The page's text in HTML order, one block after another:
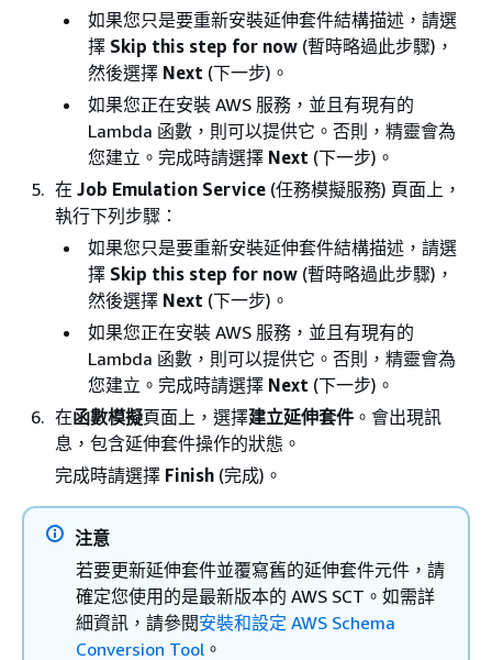
如果您只是要重新安裝延伸套件結構描述，請選
擇 Skip this step for now (暫時略過此步驟)，
然後選擇 Next (下一步)。
如果您正在安裝 AWS 服務，並且有現有的
Lambda 函數，則可以提供它。否則，精靈會為
您建立。完成時請選擇 Next (下一步)。
在 Job Emulation Service (任務模擬服務) 頁面上，
執行下列步驟：
如果您只是要重新安裝延伸套件結構描述，請選
擇 Skip this step for now (暫時略過此步驟)，
然後選擇 Next (下一步)。
如果您正在安裝 AWS 服務，並且有現有的
Lambda 函數，則可以提供它。否則，精靈會為
您建立。完成時請選擇 Next (下一步)。
在函數模擬頁面上，選擇建立延伸套件 。會出現訊
息，包含延伸套件操作的狀態。
完成時請選擇 Finish (完成)。
注意
若要更新延伸套件並覆寫舊的延伸套件元件，請
確定您使用的是最新版本的 AWS SCT。如需詳
細資訊，請參閱安裝和設定 AWS Schema
Conversion Tool 。